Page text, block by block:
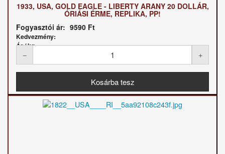
1933, USA, GOLD EAGLE - LIBERTY ARANY 20 DOLLÁR,
ÓRIÁSI ÉRME, REPLIKA, PP!
Fogyasztói ár: 9590 Ft
Kedvezmény:
Ár / kg: